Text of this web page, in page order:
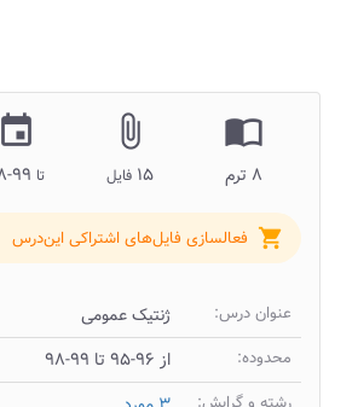
import_contacts
۸ ترم
attach_file
۱۵ فایل
insert_invitation
تا
shopping_cart فعالسازی فایل‌های اشتراکی این‌درس
عنوان درس: ژنتیک عمومی
محدوده: از ۹۶-۹۵ تا ۹۹-۹۸